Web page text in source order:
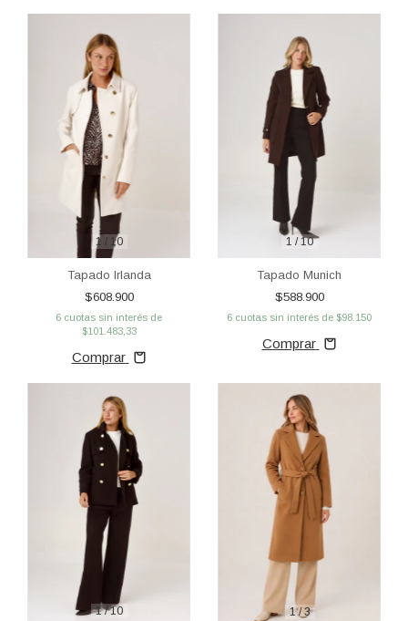
1 / 10
Tapado Irlanda
$608.900
6 cuotas sin interés de
$101.483,33
Comprar
1 /10
Tapado Munich
$588.900
6 cuotas sin interés de $98.150
Comprar
1/10 1/3